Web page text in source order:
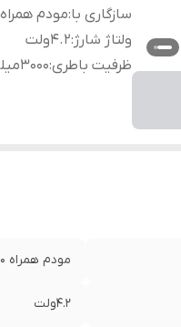
سازگاری با:مودم همراه FD-M۴۰وMCi 110
ولتاژ شارژ:4.2ولت
ظرفیت باطری:3000میلی آمپر
مودم همراه FD-M۴۰وMCi 110
4.2ولت